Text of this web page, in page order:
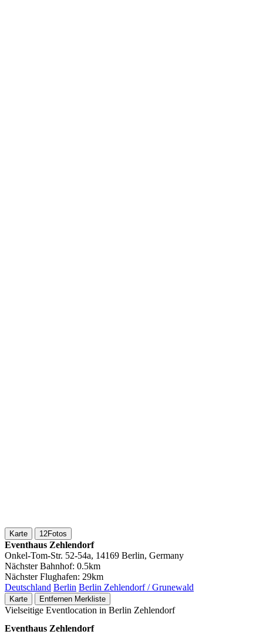
Karte 12Fotos
Eventhaus Zehlendorf
Onkel-Tom-Str. 52-54a, 14169 Berlin, Germany
Nächster Bahnhof: 0.5km
Nächster Flughafen: 29km
Deutschland Berlin Berlin Zehlendorf / Grunewald
Karte Entfernen Merkliste
Vielseitige Eventlocation in Berlin Zehlendorf
Eventhaus Zehlendorf